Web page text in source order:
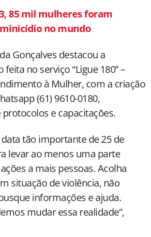
85 mil mulheres foram
no mundo
Gonçalves destacou a
no serviço “Ligue 180” –
à Mulher, com a criação
(61) 9610-0180,
protocolos e capacitações.
tão importante de 25 de
levar ao menos uma parte
a mais pessoas. Acolha
situação de violência, não
informações e ajuda.
mudar essa realidade”,